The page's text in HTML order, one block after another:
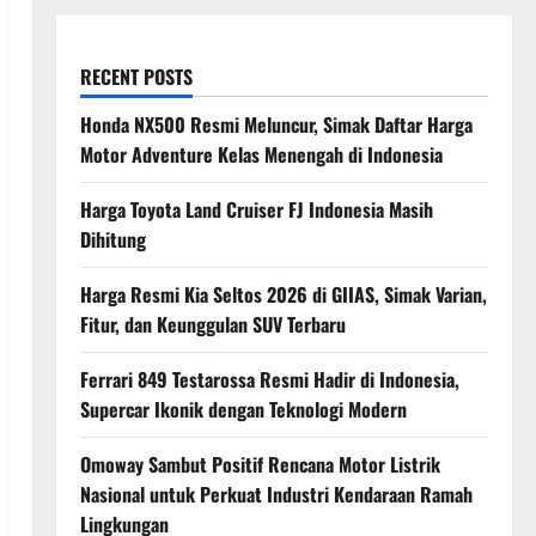
RECENT POSTS
Honda NX500 Resmi Meluncur, Simak Daftar Harga
Motor Adventure Kelas Menengah di Indonesia
Harga Toyota Land Cruiser FJ Indonesia Masih
Dihitung
Harga Resmi Kia Seltos 2026 di GIIAS, Simak Varian,
Fitur, dan Keunggulan SUV Terbaru
Ferrari 849 Testarossa Resmi Hadir di Indonesia,
Supercar Ikonik dengan Teknologi Modern
Omoway Sambut Positif Rencana Motor Listrik
Nasional untuk Perkuat Industri Kendaraan Ramah
Lingkungan